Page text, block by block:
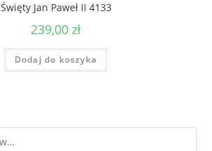
Święty Jan Paweł II 4133
239,00 zł
Dodaj do koszyka